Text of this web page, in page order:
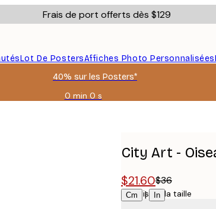
Frais de port offerts dès $129
Lot De PostersAffiches Photo Personnalisées
40% sur les Posters*
0 min 0 s
Valable
City Art -
$21.60$36
Cm | In
Choisissez la taille